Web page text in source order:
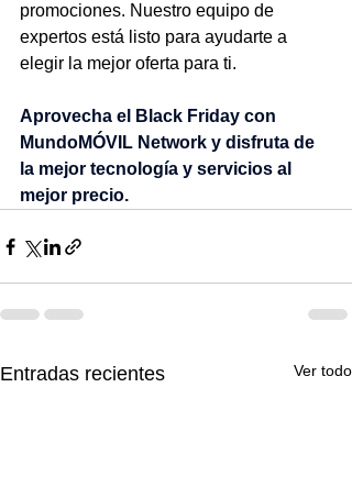
promociones. Nuestro equipo de
expertos está listo para ayudarte a
elegir la mejor oferta para ti.
Aprovecha el Black Friday con
MundoMÓVIL Network y disfruta de
la mejor tecnología y servicios al
mejor precio.
Entradas recientes Ver todo